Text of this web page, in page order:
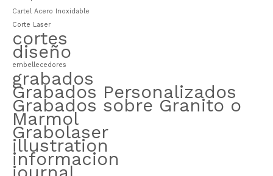
Cartel Acero Inoxidable
Corte Laser
cortes
diseño
embellecedores
grabados
Grabados Personalizados
Grabados sobre Granito o
Marmol
Grabolaser
illustration
informacion